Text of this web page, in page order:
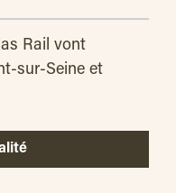
Rail vont
sur-Seine et